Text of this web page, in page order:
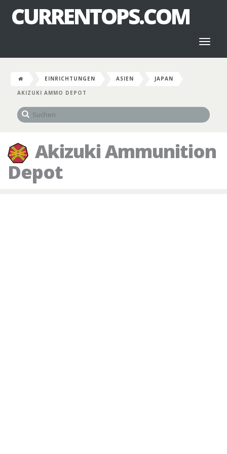
CURRENTOPS.COM
EINRICHTUNGEN ASIEN
JAPAN
AKIZUKI AMMO DEPOT
Akizuki Ammunition
Depot